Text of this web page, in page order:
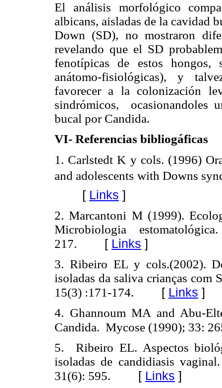
El análisis morfológico
albicans, aisladas de la cavidad
Down (SD), no mostraron
revelando que el SD
fenotípicas de estos hongos,
anátomo-fisiológicas), y
favorecer a la colonización
sindrómicos, ocasionandoles
bucal por Candida.
VI- Referencias bibliogáficas
1. Carlstedt K y cols. (1996)
and adolescents with Downs
[ Links ]
2. Marcantoni M (1999).
Microbiologia
217. [ Links ]
3. Ribeiro EL y cols.(2002).
isoladas da saliva crianças com
15(3) :171-174. [ Links ]
4. Ghannoum MA and Abu-
Candida. Mycose (1990); 33:
5. Ribeiro EL. Aspectos
isoladas de candidiasis
31(6): 595. [ Links ]